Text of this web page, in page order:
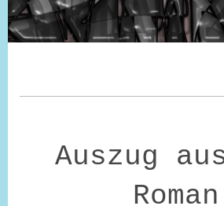
Auszug
Roman